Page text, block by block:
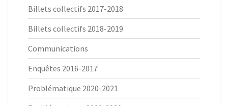
Billets collectifs 2017-2018
Billets collectifs 2018-2019
Communications
Enquêtes 2016-2017
Problématique 2020-2021